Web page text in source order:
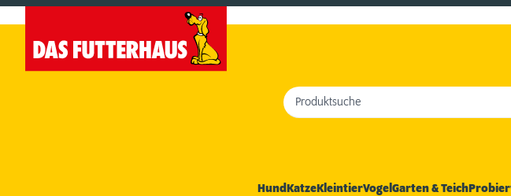
Produktsuche
HundKatzeKleintierVogel Garten & Teich